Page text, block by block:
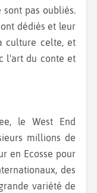
sont pas oubliés.
dédiés et leur
culture celte, et
l'art du conte et
millions de
en Ecosse pour
des
variété de